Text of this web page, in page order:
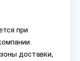
при
доставки,